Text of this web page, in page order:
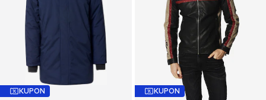
KUPON KUPON